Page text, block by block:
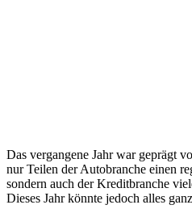
Das vergangene Jahr war geprägt
nur Teilen der Autobranche einen
sondern auch der Kreditbranche
Dieses Jahr könnte jedoch alles